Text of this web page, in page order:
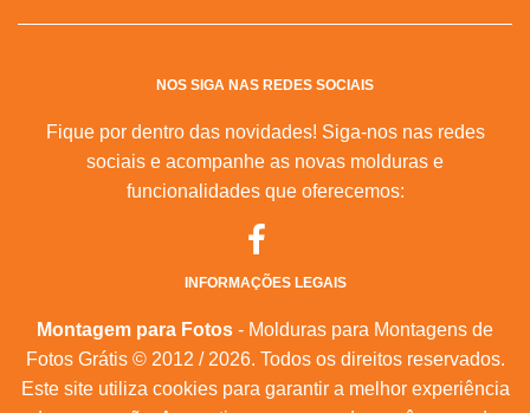
NOS SIGA NAS REDES SOCIAIS
Fique por dentro das novidades! Siga-nos nas redes
sociais e acompanhe as novas molduras e
funcionalidades que oferecemos:
INFORMAÇÕES LEGAIS
Montagem para Fotos - Molduras para Montagens de
Fotos Grátis © 2012 / 2026. Todos os direitos reservados.
Este site utiliza cookies para garantir a melhor experiência